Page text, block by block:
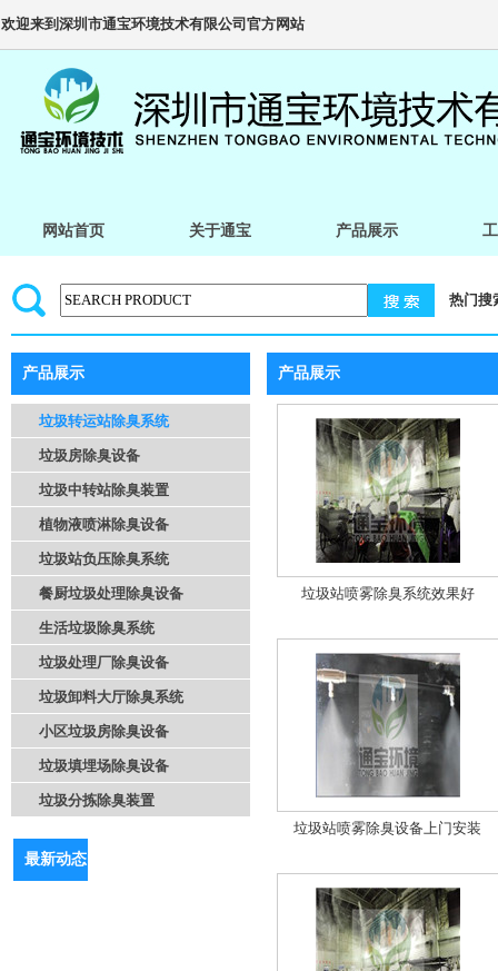
欢迎来到深圳市通宝环境技术有限公司官方网站
网站首页 关于通宝 产品展示
热门搜
产品展示
垃圾转运站除臭系统
垃圾房除臭设备
垃圾中转站除臭装置
植物液喷淋除臭设备
垃圾站负压除臭系统
餐厨垃圾处理除臭设备
生活垃圾除臭系统
垃圾处理厂除臭设备
垃圾卸料大厅除臭系统
小区垃圾房除臭设备
垃圾填埋场除臭设备
垃圾分拣除臭装置
最新动态
产品展示
垃圾站喷雾除臭系统效果好
垃圾站喷雾除臭设备上门安装